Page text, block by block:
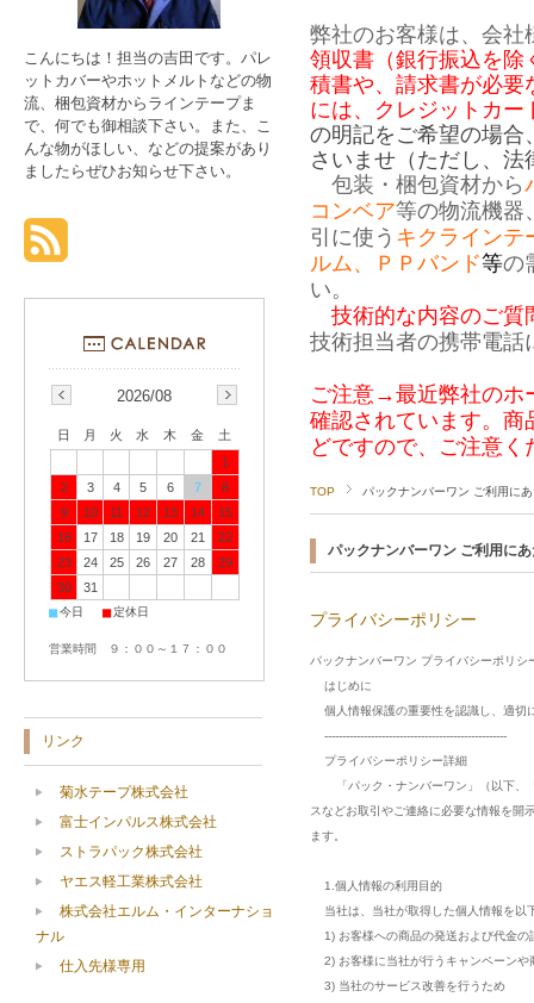
弊社のお客様は、会社
領収書（銀行振込を除
積書や、請求書が必要
には、クレジットカ
の明記をご希望の場合
さいませ（ただし、
包装・梱包資材から
コンベア等の物流機器
引に使う キクラインテ
ルム、ＰＰバンド等の
い。
技術的な内容のご質
技術担当者の携帯電話
ご注意→最近弊社のホ
確認されています。商
どですので、ご注意
TOP パックナンバーワン ご利用に
パックナンバーワン ご利用に
プライバシーポリシー
パックナンバーワン プライバシーポリシ
はじめに
個人情報保護の重要性を認識し、適切
---------------------------------------------------
プライバシーポリシー詳細
「パック・ナンバーワン」（以下、「
スなどお取引やご連絡に必要な情報を開
ます。
1.個人情報の利用目的
当社は、当社が取得した個人情報を以
1) お客様への商品の発送および代金の
2) お客様に当社が行うキャンペーンや
3) 当社のサービス改善を行うため
こんにちは！担当の吉田です。パレ
ットカバーやホットメルトなどの物
流、梱包資材からラインテープま
で、何でも御相談下さい。また、こ
んな物がほしい、などの提案があり
ましたらぜひお知らせ下さい。
2026/08
日 月 火 水 木 金
土
1
2
3 4 5 6 7
8
9
10 11 12 13 14
15
16
17 18 19 20 21
22
23
24 25 26 27 28
29
30
31
■今日 ■定休日
営業時間 ９：００～１７：００
リンク
菊水テープ株式会社
富士インパルス株式会社
ストラパック株式会社
ヤエス軽工業株式会社
株式会社エルム・インターナショ
ナル
仕入先様専用